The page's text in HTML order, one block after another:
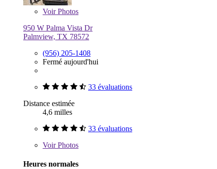
VoirPhotos
950 W Palma Vista Dr
Palmview, TX 78572
(956) 205-1408
Fermé aujourd'hui
33 évaluations
Distance estimée
4,6 milles
33 évaluations
VoirPhotos
Heures normales